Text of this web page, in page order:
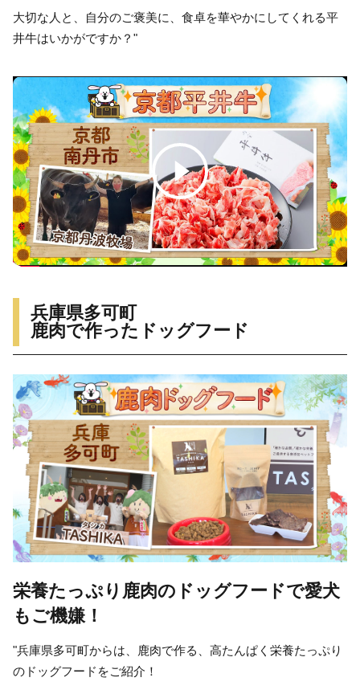
大切な人と、自分のご褒美に、食卓を華やかにしてくれる平
井牛はいかがですか？"
兵庫県多可町
鹿肉で作ったドッグフード
栄養たっぷり鹿肉のドッグフードで愛犬
もご機嫌！
"兵庫県多可町からは、鹿肉で作る、高たんぱく栄養たっぷり
のドッグフードをご紹介！